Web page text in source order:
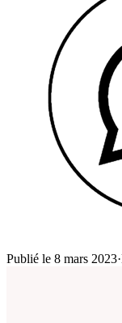
Publié le 8 mars 2023·